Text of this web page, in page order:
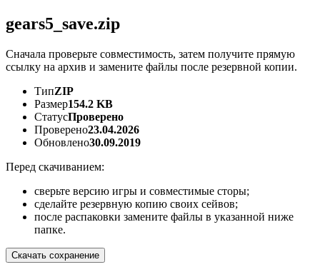
gears5_save.zip
Сначала проверьте совместимость, затем получите прямую
ссылку на архив и замените файлы после резервной копии.
ТипZIP
Размер154.2 KB
СтатусПроверено
Проверено23.04.2026
Обновлено30.09.2019
Перед скачиванием:
сверьте версию игры и совместимые сторы;
сделайте резервную копию своих сейвов;
после распаковки замените файлы в указанной ниже
папке.
Скачать сохранение